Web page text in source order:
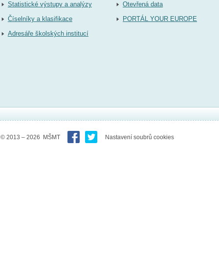
Statistické výstupy a analýzy
Číselníky a klasifikace
Adresáře školských institucí
Otevřená data
PORTÁL YOUR EUROPE
© 2013 – 2026 MŠMT Nastavení soubrů cookies